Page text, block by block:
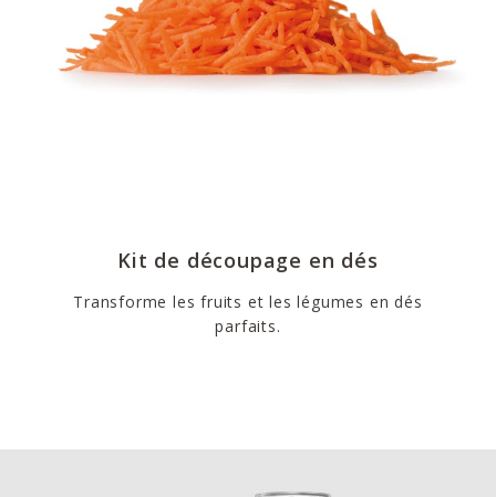
Kit de découpage en dés
Transforme les fruits et les légumes en dés
parfaits.